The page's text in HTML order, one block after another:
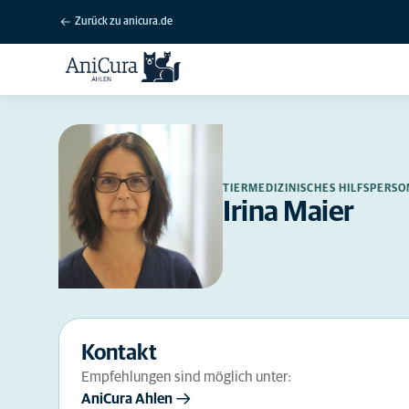
Zurück zu anicura.de
TIERMEDIZINISCHES
Irina Maier
Kontakt
Empfehlungen sind möglich unter:
AniCura Ahlen